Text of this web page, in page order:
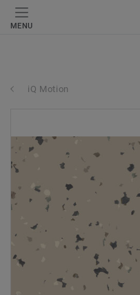
MENU
iQ Motion